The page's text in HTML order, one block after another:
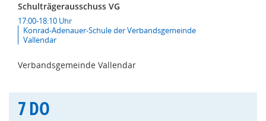
Schulträgerausschuss VG
17:00-18:10 Uhr
Konrad-Adenauer-Schule der Verbandsgemeinde
Vallendar
Verbandsgemeinde Vallendar
7DO